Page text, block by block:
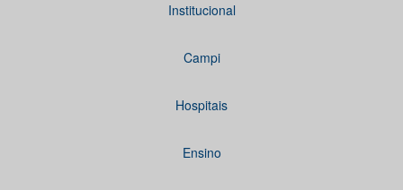
Institucional
Campi
Hospitais
Ensino